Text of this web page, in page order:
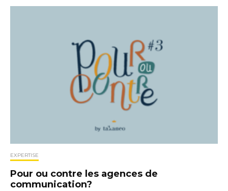
EXPERTISE
Pour ou contre les agences de
communication?